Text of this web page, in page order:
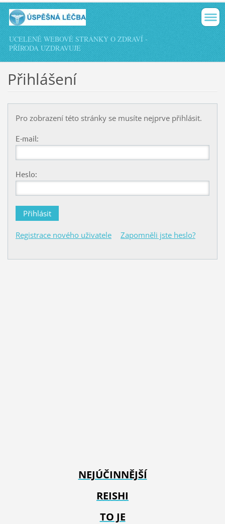
UCELENÉ WEBOVÉ STRÁNKY O ZDRAVÍ -
PŘÍRODA UZDRAVUJE
Přihlášení
Pro zobrazení této stránky se musíte nejprve přihlásit.
E-mail:
Heslo:
Registrace nového uživatele Zapomněli jste heslo?
NEJÚČINNĚJŠÍ
REISHI
TO JE